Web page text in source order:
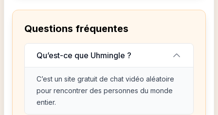
Questions fréquentes
Qu’est-ce que Uhmingle ?
C’est un site gratuit de chat vidéo aléatoire
pour rencontrer des personnes du monde
entier.